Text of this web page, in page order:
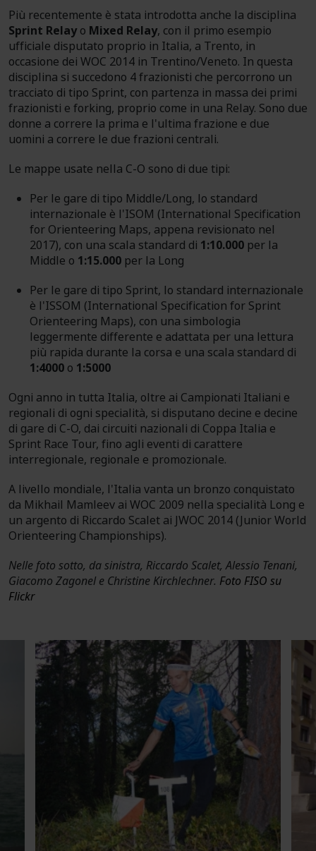
Più recentemente è stata introdotta anche la disciplina
Sprint Relay o Mixed Relay, con il primo esempio
ufficiale disputato proprio in Italia, a Trento, in
occasione dei WOC 2014 in Trentino/Veneto. In questa
disciplina si succedono 4 frazionisti che percorrono un
tracciato di tipo Sprint, con partenza in massa dei primi
frazionisti e forking, proprio come in una Relay. Sono due
donne a correre la prima e l'ultima frazione e due
uomini a correre le due frazioni centrali.
Le mappe usate nella C-O sono di due tipi:
Per le gare di tipo Middle/Long, lo standard
internazionale è l'ISOM (International Specification
for Orienteering Maps, appena revisionato nel
2017), con una scala standard di 1:10.000 per la
Middle o 1:15.000 per la Long
Per le gare di tipo Sprint, lo standard internazionale
è l'ISSOM (International Specification for Sprint
Orienteering Maps), con una simbologia
leggermente differente e adattata per una lettura
più rapida durante la corsa e una scala standard di
1:4000 o 1:5000
Ogni anno in tutta Italia, oltre ai Campionati Italiani e
regionali di ogni specialità, si disputano decine e decine
di gare di C-O, dai circuiti nazionali di Coppa Italia e
Sprint Race Tour, fino agli eventi di carattere
interregionale, regionale e promozionale.
A livello mondiale, l'Italia vanta un bronzo conquistato
da Mikhail Mamleev ai WOC 2009 nella specialità Long e
un argento di Riccardo Scalet ai JWOC 2014 (Junior World
Orienteering Championships).
Nelle foto sotto, da sinistra, Riccardo Scalet, Alessio Tenani,
Giacomo Zagonel e Christine Kirchlechner. Foto FISO su
Flickr